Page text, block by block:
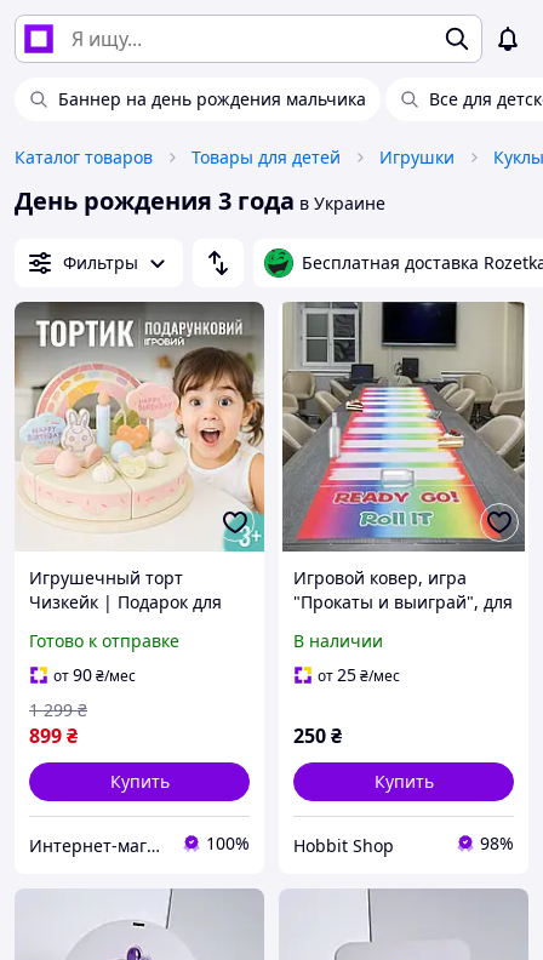
Баннер на день рождения мальчика Все для
Каталог товаров Товары для детей Игрушки
День рождения 3 года в Украине
Фильтры Бесплатная доставка
Игрушечный торт
Чизкейк | Подарок для
Деревянный торт на день
рождения, детская
игровая еда для
чаепития
Готово к отправке
от90₴/мес
899₴
1 299 ₴
Купить
Интернет-магазин Smart&Green - все для твоего дома и сада 100%
Игровой ковер, игра
"Прокаты и выиграй", для
дней рождений,
вечеринок, пикников
В наличии
от25₴/мес
250₴
Купить
Hobbit Shop 98%